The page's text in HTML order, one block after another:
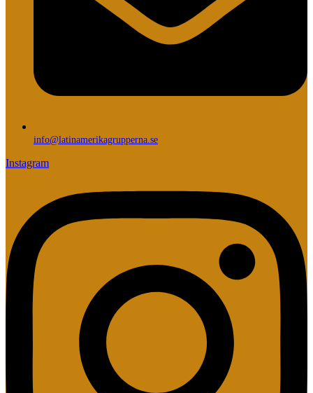
info@latinamerikagrupperna.se
Instagram